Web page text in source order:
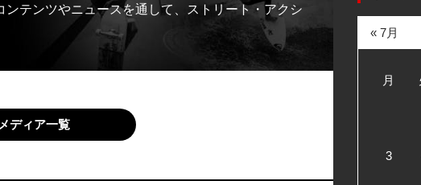
テンツやニュースを通して、ストリート・アクシ
ディア一覧
月
3
« 7月